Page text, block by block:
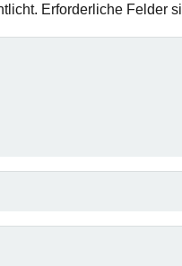
Erforderliche Felder